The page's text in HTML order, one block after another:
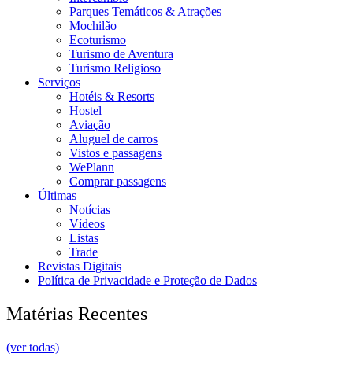
Parques Temáticos & Atrações
Mochilão
Ecoturismo
Turismo de Aventura
Turismo Religioso
Serviços
Hotéis & Resorts
Hostel
Aviação
Aluguel de carros
Vistos e passagens
WePlann
Comprar passagens
Últimas
Notícias
Vídeos
Listas
Trade
Revistas Digitais
Política de Privacidade e Proteção de Dados
Matérias Recentes
(ver todas)